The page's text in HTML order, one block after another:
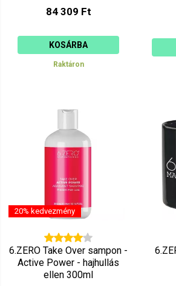
84 309 Ft
KOSÁRBA
Raktáron
20% kedvezmény
6.ZERO Take Over sampon -
Active Power - hajhullás
ellen 300ml